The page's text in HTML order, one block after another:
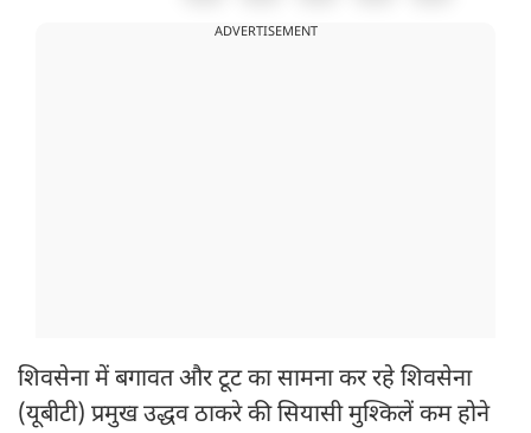
ADVERTISEMENT
शिवसेना में बगावत और टूट का सामना कर रहे शिवसेना
(यूबीटी) प्रमुख उद्धव ठाकरे की सियासी मुश्किलें कम होने